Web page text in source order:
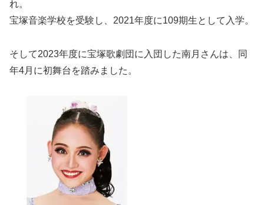
れ。
宝塚音楽学校を受験し、2021年度に109期生として入学。
そして2023年度に宝塚歌劇団に入団した南月さんは、同
年4月に初舞台を踏みました。